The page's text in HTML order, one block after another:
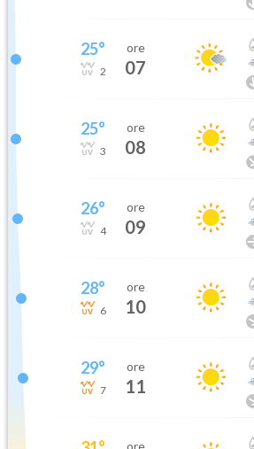
25°
2
ore
07
25°
3
ore
08
26°
4
ore
09
28°
6
ore
10
29°
7
ore
11
ore